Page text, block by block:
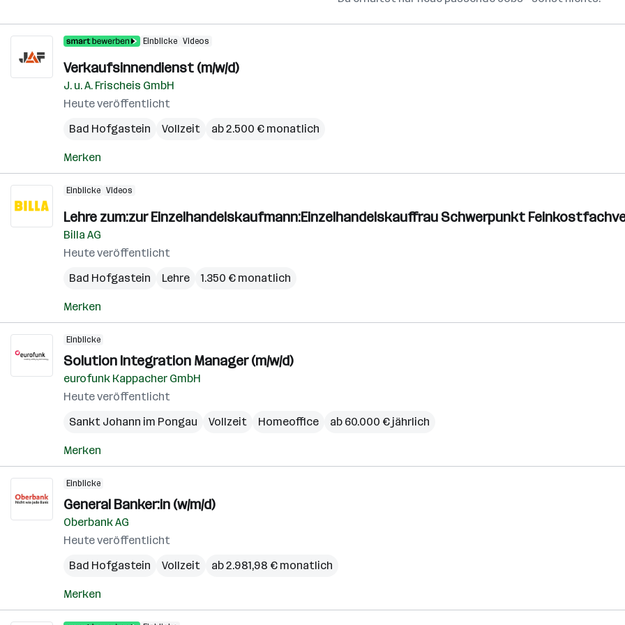
Einblicke Videos
Verkaufsinnendienst (m/w/d)
J. u. A. Frischeis GmbH
Heute veröffentlicht
Bad Hofgastein
Vollzeit ab 2.500 € monatlich
Merken
Einblicke Videos
Lehre zum:zur Einzelhandelskaufmann:Einzelhandelskauffrau Schwerpunkt
Billa AG
Heute veröffentlicht
Bad Hofgastein
Lehre 1.350 € monatlich
Merken
Einblicke
Solution Integration Manager (m/w/d)
eurofunk Kappacher GmbH
Heute veröffentlicht
Sankt Johann im Pongau
Vollzeit Homeoffice ab 60.000 € jährlich
Merken
Einblicke
General Banker:in (w/m/d)
Oberbank AG
Heute veröffentlicht
Bad Hofgastein
Vollzeit ab 2.981,98 € monatlich
Merken